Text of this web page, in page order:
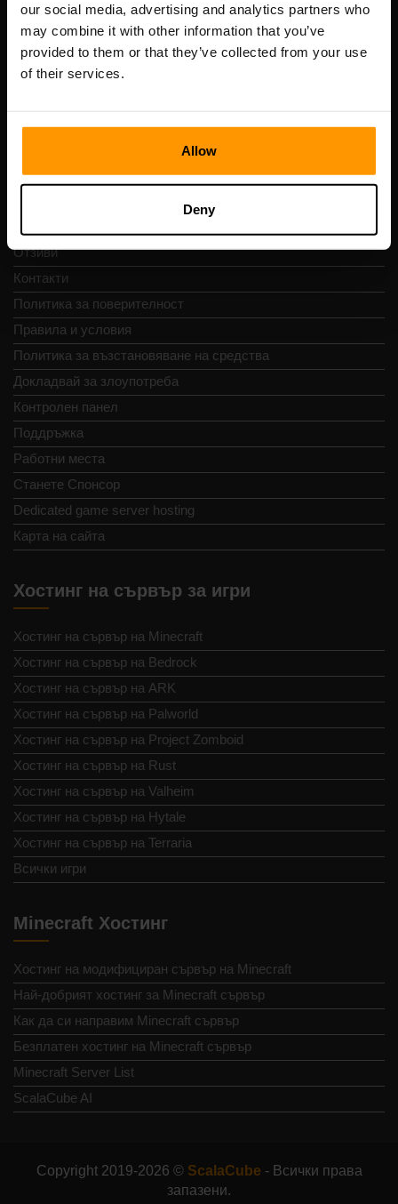
our social media, advertising and analytics partners who
may combine it with other information that you’ve
provided to them or that they’ve collected from your use
of their services.
Allow
Deny
Scalable Hosting Solutions OÜ
Регистрационен код: 14652605
ДДС номер: EE102133820
Адрес: Harju maakond, Tallinn, Kesklinna linnaosa,
Отзиви
Контакти
Политика за поверителност
Правила и условия
Политика за възстановяване на средства
Докладвай за злоупотреба
Контролен панел
Поддръжка
Работни места
Станете Спонсор
Dedicated game server hosting
Карта на сайта
Хостинг на сървър за игри
Хостинг на сървър на Minecraft
Хостинг на сървър на Bedrock
Хостинг на сървър на ARK
Хостинг на сървър на Palworld
Хостинг на сървър на Project Zomboid
Хостинг на сървър на Rust
Хостинг на сървър на Valheim
Хостинг на сървър на Hytale
Хостинг на сървър на Terraria
Всички игри
Minecraft Хостинг
Хостинг на модифициран сървър на Minecraft
Най-добрият хостинг за Minecraft сървър
Как да си направим Minecraft сървър
Безплатен хостинг на Minecraft сървър
Minecraft Server List
ScalaCube AI
Copyright 2019-2026 © ScalaCube - Всички права
запазени.